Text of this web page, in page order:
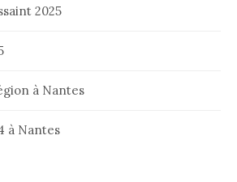
2025
à Nantes
à Nantes